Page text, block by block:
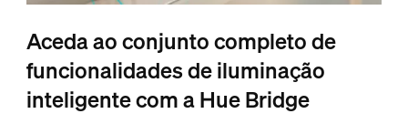
Aceda ao conjunto completo de
funcionalidades de iluminação
inteligente com a Hue Bridge